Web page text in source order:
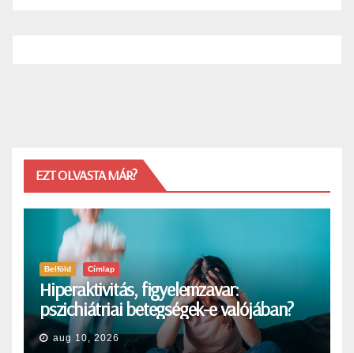
EZT OLVASTA MÁR?
Belföld Címlap
Hiperaktivitás, figyelemzavar:
pszichiátriai betegségek-e valójában?
aug 10, 2026